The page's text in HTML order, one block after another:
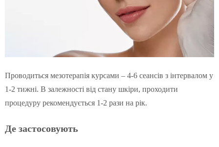
Проводиться мезотерапія курсами – 4-6 сеансів з інтервалом у
1-2 тижні. В залежності від стану шкіри, проходити
процедуру рекомендується 1-2 рази на рік.
Де застосовують